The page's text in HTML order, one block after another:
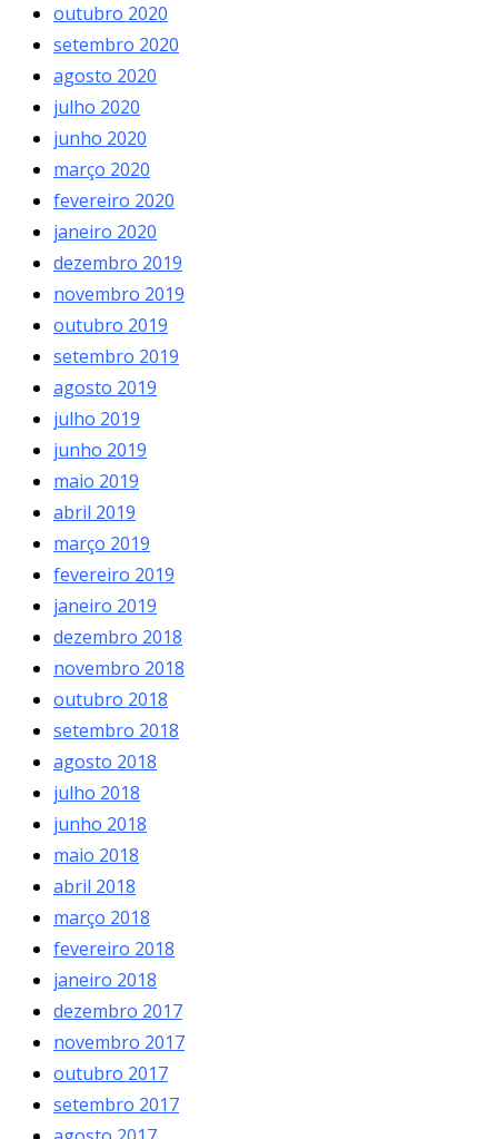
outubro 2020
setembro 2020
agosto 2020
julho 2020
junho 2020
março 2020
fevereiro 2020
janeiro 2020
dezembro 2019
novembro 2019
outubro 2019
setembro 2019
agosto 2019
julho 2019
junho 2019
maio 2019
abril 2019
março 2019
fevereiro 2019
janeiro 2019
dezembro 2018
novembro 2018
outubro 2018
setembro 2018
agosto 2018
julho 2018
junho 2018
maio 2018
abril 2018
março 2018
fevereiro 2018
janeiro 2018
dezembro 2017
novembro 2017
outubro 2017
setembro 2017